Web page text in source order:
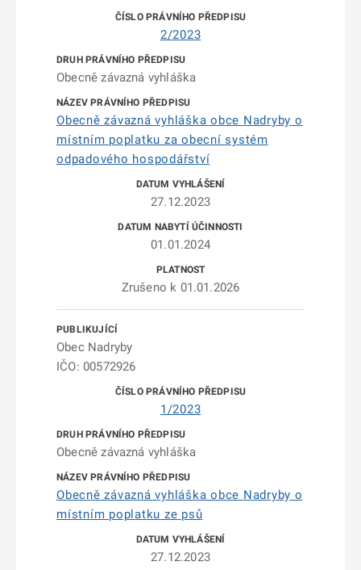
2/2023
Obecně závazná vyhláška
Obecně závazná vyhláška obce Nadryby o
místním poplatku za obecní systém
odpadového hospodářství
27.12.2023
01.01.2024
Zrušeno k 01.01.2026
Obec Nadryby
IČO: 00572926
1/2023
Obecně závazná vyhláška
Obecně závazná vyhláška obce Nadryby o
místním poplatku ze psů
27.12.2023